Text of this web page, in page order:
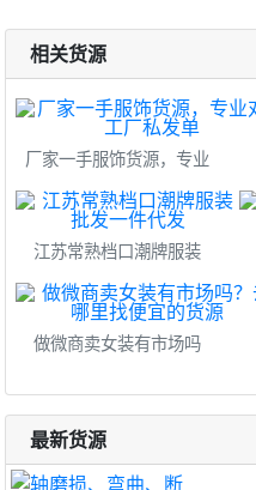
相关货源
厂家一手服饰货源，专业
江苏常熟档口潮牌服装
做微商卖女装有市场吗
最新货源